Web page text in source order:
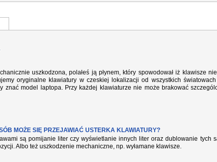
uszkodzona, polałeś ją płynem, który spowodował iż klawisze
oryginalne klawiatury w czeskiej lokalizacji od wszystkich
znać model laptopa. Przy każdej klawiaturze nie może brakować
MOŻE SIĘ PRZEJAWIAĆ USTERKA KLAWIATURY?
są pomijanie liter czy wyświetlanie innych liter oraz dublowanie tych
Albo też uszkodzenie mechaniczne, np. wyłamane klawisze.